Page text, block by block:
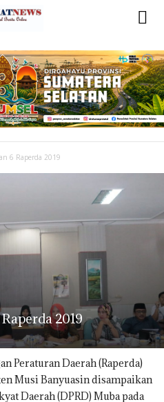
6 Raperda 2019
2019
Peraturan Daerah (Raperda)
Musi Banyuasin disampaikan
Daerah (DPRD) Muba pada